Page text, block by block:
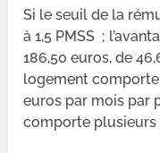
Si le seuil de la
à 1,5 PMSS ;
186,50 euros, de
logement comporte
euros par mois par
comporte plusieurs